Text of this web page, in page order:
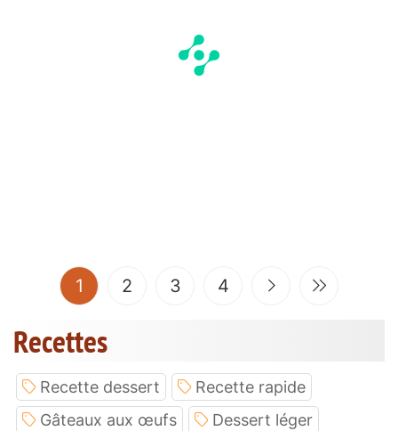
1 (current)
2 3 4
Recettes
Recette dessert
Recette rapide
Gâteaux aux œufs
Dessert léger